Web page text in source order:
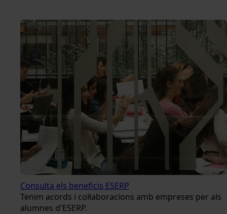
Consulta els beneficis ESERP
Tenim acords i col·laboracions amb empreses per als
alumnes d'ESERP.